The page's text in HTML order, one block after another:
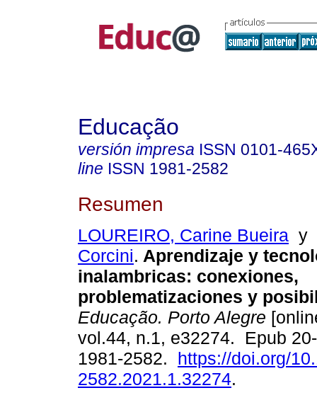
Educação
versión impresa ISSN 0101-
line ISSN 1981-2582
Resumen
LOUREIRO, Carine Bueira y
Corcini. Aprendizaje y
inalambricas: conexiones,
problematizaciones y
Educação. Porto Alegre
vol.44, n.1, e32274. Epub
1981-2582. https://doi.org/
2582.2021.1.32274.